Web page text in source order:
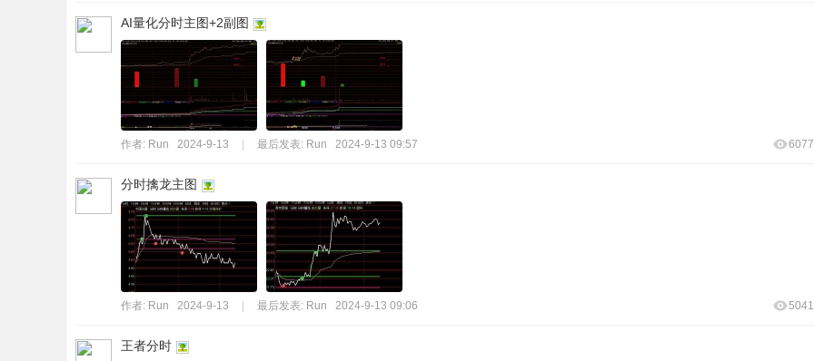
AI量化分时主图+2副图
作者: Run 2024-9-13 最后发表: Run 2024-9-13 09:57 6077
分时擒龙主图
作者: Run 2024-9-13 最后发表: Run 2024-9-13 09:06 5041
王者分时